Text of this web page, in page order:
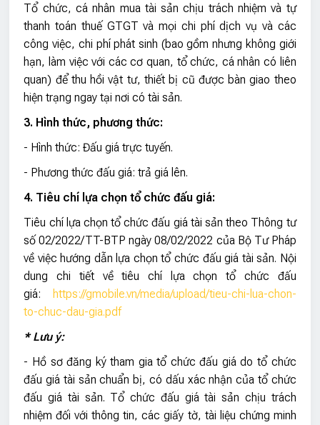
Tổ chức, cá nhân mua tài sản chịu trách nhiệm và tự
thanh toán thuế GTGT và mọi chi phí dịch vụ và các
công việc, chi phí phát sinh (bao gồm nhưng không giới
hạn, làm việc với các cơ quan, tổ chức, cá nhân có liên
quan) để thu hồi vật tư, thiết bị cũ được bàn giao theo
hiện trạng ngay tại nơi có tài sản.
3. Hình thức, phương thức:
- Hình thức: Đấu giá trực tuyến.
- Phương thức đấu giá: trả giá lên.
4. Tiêu chí lựa chọn tổ chức đấu giá:
Tiêu chí lựa chọn tổ chức đấu giá tài sản theo Thông tư
số 02/2022/TT-BTP ngày 08/02/2022 của Bộ Tư Pháp
về việc hướng dẫn lựa chọn tổ chức đấu giá tài sản. Nội
dung chi tiết về tiêu chí lựa chọn tổ chức đấu
giá:
https://gmobile.vn/media/upload/tieu-chi-lua-chon-
to-chuc-dau-gia.pdf
* Lưu ý:
- Hồ sơ đăng ký tham gia tổ chức đấu giá do tổ chức
đấu giá tài sản chuẩn bị, có dấu xác nhận của tổ chức
đấu giá tài sản. Tổ chức đấu giá tài sản chịu trách
nhiệm đối với thông tin, các giấy tờ, tài liệu chứng minh